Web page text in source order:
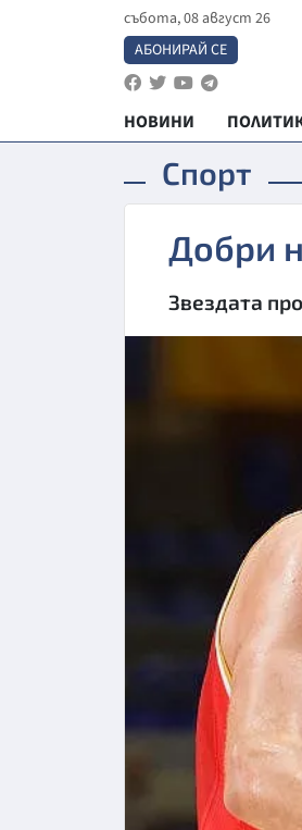
събота, 08 август 26
АБОНИРАЙ СЕ
НОВИНИ
Спорт
Добри
Звездата